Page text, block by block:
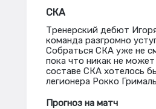
СКА
Тренерский дебют
команда разгромно
Собраться СКА уже не
пока что никак не
составе СКА хотелось
легионера Рокко
Прогноз на матч